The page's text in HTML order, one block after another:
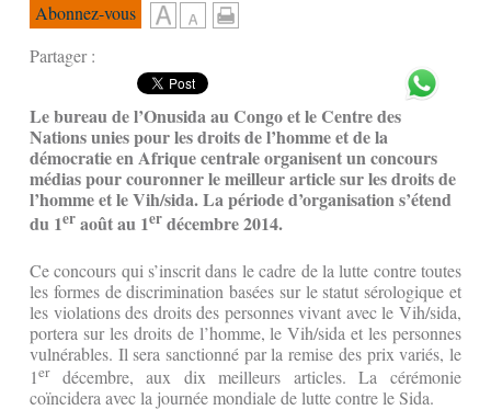
Abonnez-vous
Partager :
Le bureau de l’Onusida au Congo et le Centre des
Nations unies pour les droits de l’homme et de la
démocratie en Afrique centrale organisent un concours
médias pour couronner le meilleur article sur les droits de
l’homme et le Vih/sida. La période d’organisation s’étend
du 1er août au 1er décembre 2014.
Ce concours qui s’inscrit dans le cadre de la lutte contre toutes
les formes de discrimination basées sur le statut sérologique et
les violations des droits des personnes vivant avec le Vih/sida,
portera sur les droits de l’homme, le Vih/sida et les personnes
vulnérables. Il sera sanctionné par la remise des prix variés, le
1erdécembre, aux dix meilleurs articles. La cérémonie
coïncidera avec la journée mondiale de lutte contre le Sida.